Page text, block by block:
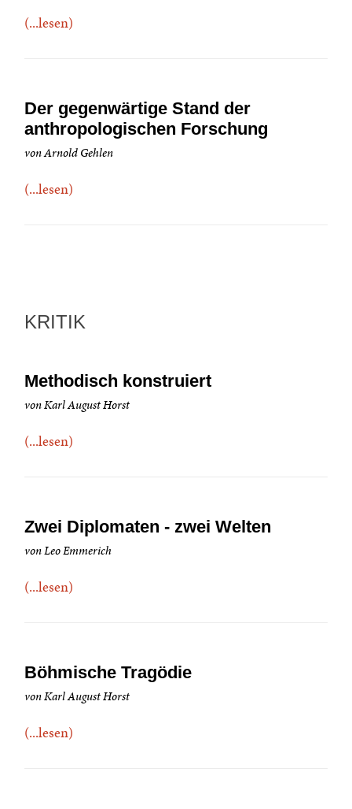
(...lesen)
Der gegenwärtige Stand der
anthropologischen Forschung
von Arnold Gehlen
(...lesen)
KRITIK
Methodisch konstruiert
von Karl August Horst
(...lesen)
Zwei Diplomaten - zwei Welten
von Leo Emmerich
(...lesen)
Böhmische Tragödie
von Karl August Horst
(...lesen)